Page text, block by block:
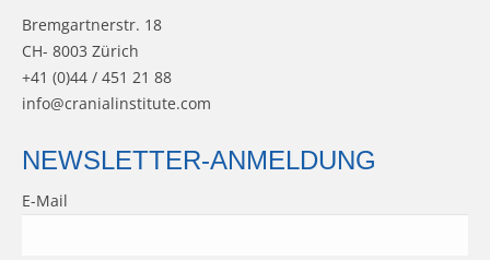
Bremgartnerstr. 18
CH- 8003 Zürich
+41 (0)44 / 451 21 88
info@cranialinstitute.com
NEWSLETTER-ANMELDUNG
E-Mail